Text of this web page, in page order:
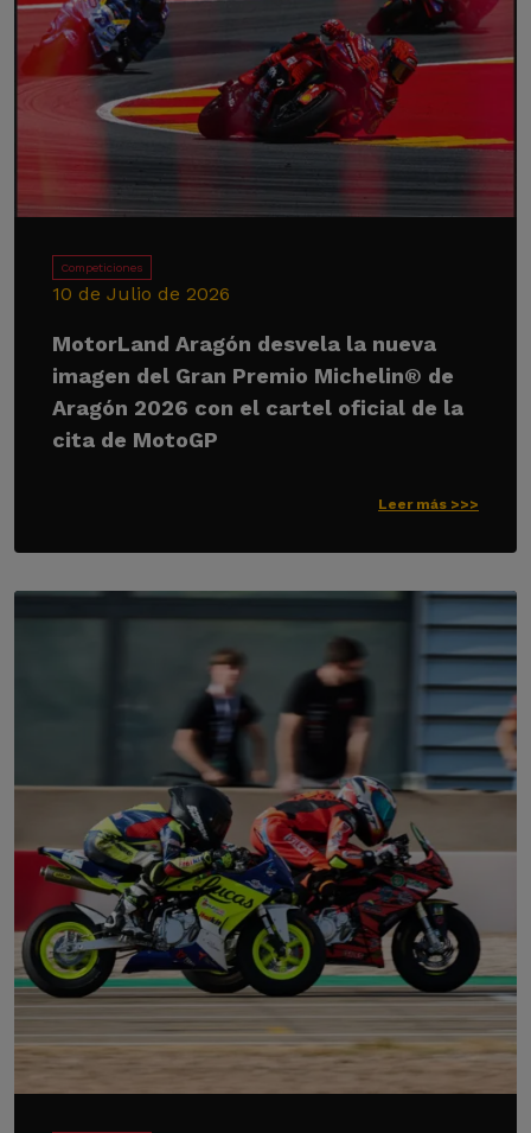
Competiciones
10 de Julio de 2026
MotorLand Aragón desvela la nueva
imagen del Gran Premio Michelin® de
Aragón 2026 con el cartel oficial de la
cita de MotoGP
Leer más >>>